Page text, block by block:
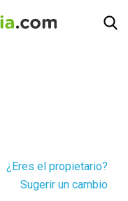
¿Eres el propietario?
Sugerir un cambio